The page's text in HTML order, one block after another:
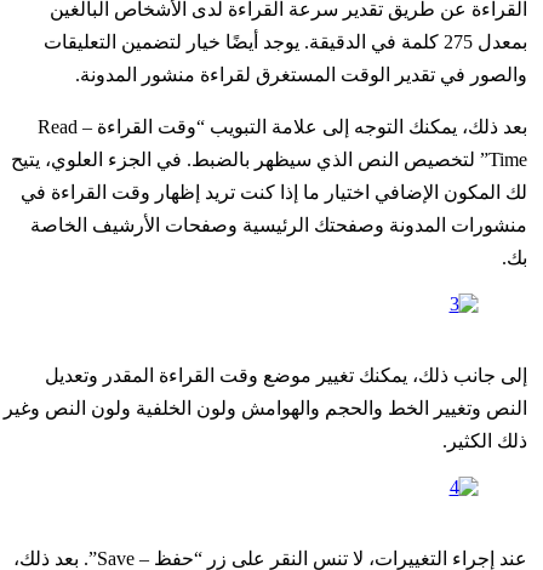
القراءة عن طريق تقدير سرعة القراءة لدى الأشخاص البالغين
بمعدل 275 كلمة في الدقيقة. يوجد أيضًا خيار لتضمين التعليقات
والصور في تقدير الوقت المستغرق لقراءة منشور المدونة.
بعد ذلك، يمكنك التوجه إلى علامة التبويب “وقت القراءة – Read
Time” لتخصيص النص الذي سيظهر بالضبط. في الجزء العلوي، يتيح
لك المكون الإضافي اختيار ما إذا كنت تريد إظهار وقت القراءة في
منشورات المدونة وصفحتك الرئيسية وصفحات الأرشيف الخاصة
بك.
إلى جانب ذلك، يمكنك تغيير موضع وقت القراءة المقدر وتعديل
النص وتغيير الخط والحجم والهوامش ولون الخلفية ولون النص وغير
ذلك الكثير.
عند إجراء التغييرات، لا تنس النقر على زر “حفظ – Save”. بعد ذلك،